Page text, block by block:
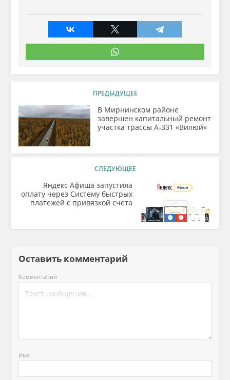
ПРЕДЫДУЩЕЕ
В Мирнинском районе
завершен капитальный ремонт
участка трассы А-331 «Вилюй»
СЛЕДУЮЩЕЕ
Яндекс Афиша запустила
оплату через Систему быстрых
платежей с привязкой счета
Оставить комментарий
Комментарий
Имя